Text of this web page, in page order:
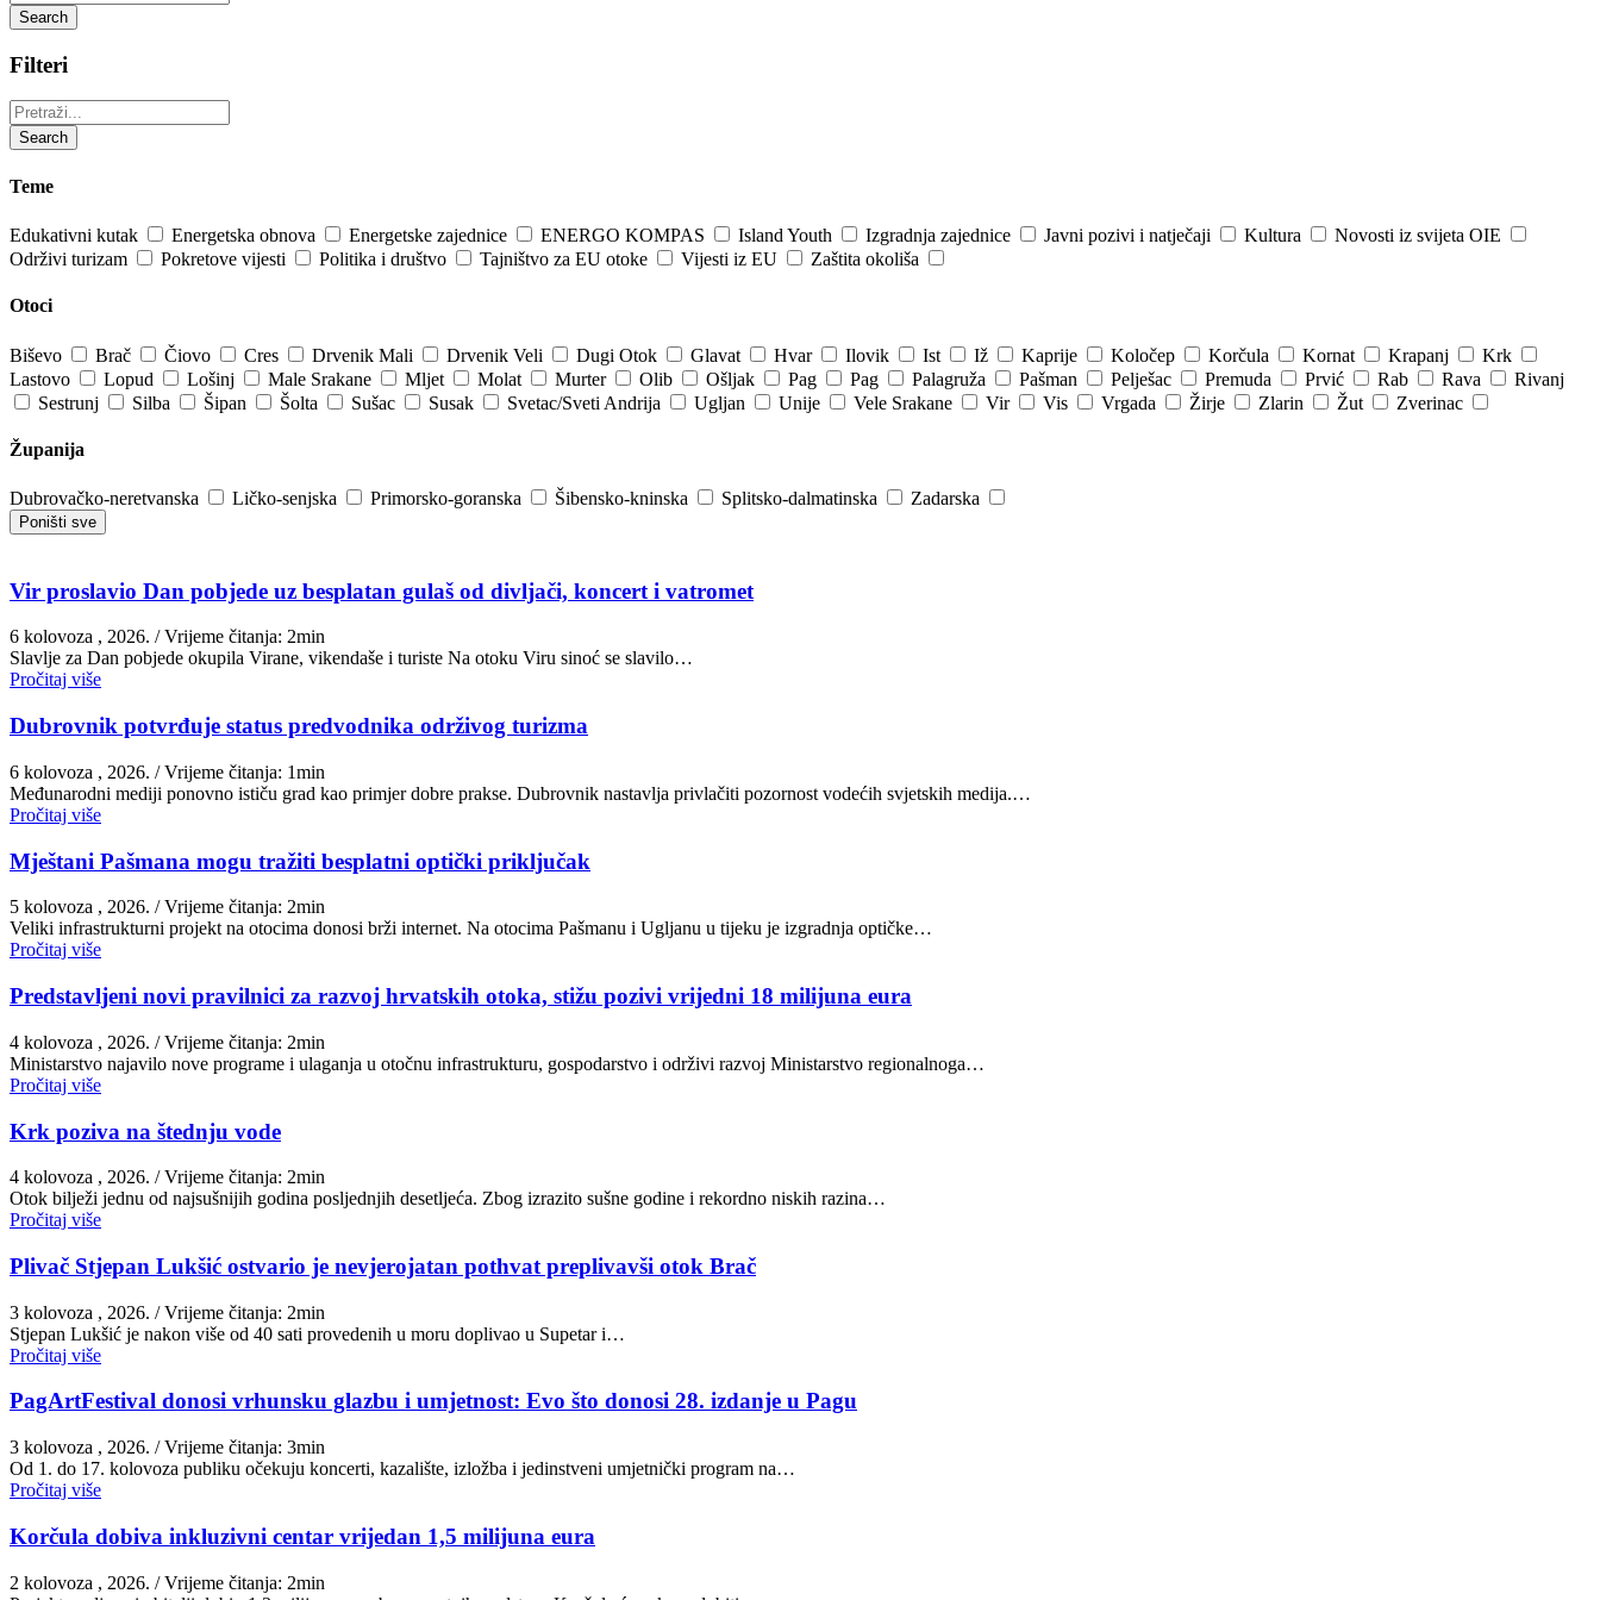
Search
Filteri
Pretraži:
Search
Teme
Edukativni kutak Energetska obnova Energetske zajednice ENERGO KOMPAS Island Youth Izgradnja zajednice Javni pozivi i natječaji Kultura
Novosti iz svijeta OIE
Održivi turizam
Pokretove vijesti Politika i društvo Tajništvo za EU otoke Vijesti iz EU Zaštita okoliša
Otoci
Biševo Brač Čiovo Cres Drvenik Mali Drvenik Veli Dugi Otok Glavat Hvar Ilovik Ist Iž Kaprije Koločep Korčula Kornat Krapanj
Krk
Lastovo
Lopud Lošinj Male Srakane Mljet Molat Murter Olib Ošljak Pag Pag Palagruža Pašman Pelješac Premuda Prvić Rab Rava
Rivanj
Sestrunj
Silba Šipan Šolta Sušac Susak Svetac/Sveti Andrija Ugljan Unije Vele Srakane Vir Vis Vrgada Žirje Zlarin Žut Zverinac
Županija
Dubrovačko-neretvanska Ličko-senjska Primorsko-goranska Šibensko-kninska Splitsko-dalmatinska Zadarska
Poništi sve
Vir proslavio Dan pobjede uz besplatan gulaš od divljači, koncert i vatromet
6 kolovoza , 2026. / Vrijeme čitanja: 2min
Slavlje za Dan pobjede okupila Virane, vikendaše i turiste Na otoku Viru sinoć se slavilo…
Pročitaj više
Dubrovnik potvrđuje status predvodnika održivog turizma
6 kolovoza , 2026. / Vrijeme čitanja: 1min
Međunarodni mediji ponovno ističu grad kao primjer dobre prakse. Dubrovnik nastavlja privlačiti pozornost vodećih svjetskih medija.…
Pročitaj više
Mještani Pašmana mogu tražiti besplatni optički priključak
5 kolovoza , 2026. / Vrijeme čitanja: 2min
Veliki infrastrukturni projekt na otocima donosi brži internet. Na otocima Pašmanu i Ugljanu u tijeku je izgradnja optičke…
Pročitaj više
Predstavljeni novi pravilnici za razvoj hrvatskih otoka, stižu pozivi vrijedni 18 milijuna eura
4 kolovoza , 2026. / Vrijeme čitanja: 2min
Ministarstvo najavilo nove programe i ulaganja u otočnu infrastrukturu, gospodarstvo i održivi razvoj Ministarstvo regionalnoga…
Pročitaj više
Krk poziva na štednju vode
4 kolovoza , 2026. / Vrijeme čitanja: 2min
Otok bilježi jednu od najsušnijih godina posljednjih desetljeća. Zbog izrazito sušne godine i rekordno niskih razina…
Pročitaj više
Plivač Stjepan Lukšić ostvario je nevjerojatan pothvat preplivavši otok Brač
3 kolovoza , 2026. / Vrijeme čitanja: 2min
St​jepan Lukšić je nakon više od 40 sati provedenih u moru doplivao u Supetar i…
Pročitaj više
PagArtFestival donosi vrhunsku glazbu i umjetnost: Evo što donosi 28. izdanje u Pagu
3 kolovoza , 2026. / Vrijeme čitanja: 3min
Od 1. do 17. kolovoza publiku očekuju koncerti, kazalište, izložba i jedinstveni umjetnički program na…
Pročitaj više
Korčula dobiva inkluzivni centar vrijedan 1,5 milijuna eura
2 kolovoza , 2026. / Vrijeme čitanja: 2min